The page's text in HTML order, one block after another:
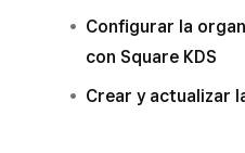
Configurar la
con Square KDS
Crear y actualizar